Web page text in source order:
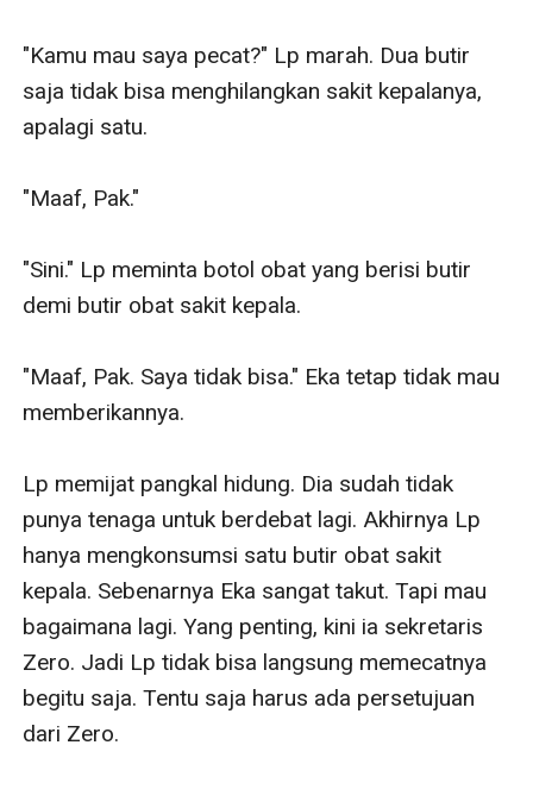
"Kamu mau saya pecat?" Lp marah. Dua butir
saja tidak bisa menghilangkan sakit kepalanya,
apalagi satu.
"Maaf, Pak."
"Sini." Lp meminta botol obat yang berisi butir
demi butir obat sakit kepala.
"Maaf, Pak. Saya tidak bisa." Eka tetap tidak mau
memberikannya.
Lp memijat pangkal hidung. Dia sudah tidak
punya tenaga untuk berdebat lagi. Akhirnya Lp
hanya mengkonsumsi satu butir obat sakit
kepala. Sebenarnya Eka sangat takut. Tapi mau
bagaimana lagi. Yang penting, kini ia sekretaris
Zero. Jadi Lp tidak bisa langsung memecatnya
begitu saja. Tentu saja harus ada persetujuan
dari Zero.